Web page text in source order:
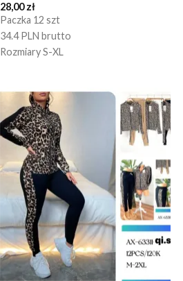
28,00zł
Paczka 12 szt
34.4 PLN brutto
Rozmiary S-XL